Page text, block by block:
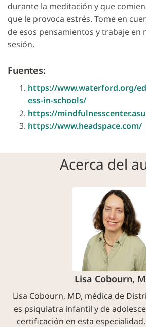
durante la meditación y que
que le provoca estrés. Tome en
de esos pensamientos y trabaje en
sesión.
Fuentes:
https://www.waterford.org/
ess-in-schools/
https://
https://www.headspace.com/
Acerca del
Lisa Cobourn,
Lisa Cobourn, MD, médica de
es psiquiatra infantil y de
certificación en esta